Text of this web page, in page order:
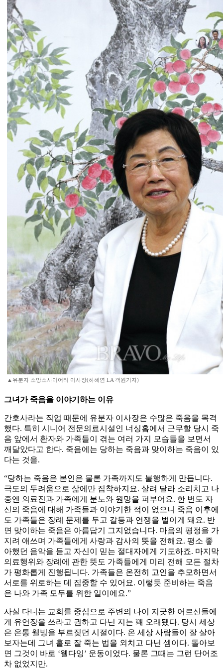
▲유분자 소망소사이어티 이사장(하혜연 LA 객원기자)
그녀가 죽음을 이야기하는 이유
간호사라는 직업 때문에 유분자 이사장은 수많은 죽음을 목격
했다. 특히 시니어 전문의료시설인 너싱홈에서 근무할 당시 죽
음 앞에서 환자와 가족들이 겪는 여러 가지 모습들을 보면서
깨달았다고 한다. 죽음에는 당하는 죽음과 맞이하는 죽음이 있
다는 것을.
“당하는 죽음은 본인은 물론 가족까지도 불행하게 만듭니다.
극도의 두려움으로 삶에만 집착하지요. 살려 달라 소리치고 나
중엔 의료진과 가족에게 분노와 원망을 퍼부어요. 한 번도 자
신의 죽음에 대해 가족들과 이야기한 적이 없으니 죽음 이후에
도 가족들은 장례 문제를 두고 갈등과 언쟁을 벌이게 돼요. 반
면 맞이하는 죽음은 아름답기 그지없습니다. 마음의 평정을 가
지려 애쓰며 가족들에게 사랑과 감사의 뜻을 전해요. 평소 좋
아했던 음악을 듣고 자신이 믿는 절대자에게 기도하죠. 마지막
의료행위와 장례에 관한 뜻도 가족들에게 미리 전해 모든 절차
가 평화롭게 진행됩니다. 가족들은 온전히 고인을 추모하면서
서로를 위로하는 데 집중할 수 있어요. 이렇듯 준비하는 죽음
은 나와 가족 모두를 위한 일이에요.”
사실 다니는 교회를 중심으로 주변의 나이 지긋한 어르신들에
게 유언장을 쓰라고 권하고 다닌 지는 꽤 오래됐다. 당시 세상
은 온통 웰빙을 부르짖던 시절이다. 온 세상 사람들이 잘 살아
보자는데 그녀 홀로 잘 죽는 법을 외치고 다닌 셈이다. 돌아보
면 그것이 바로 ‘웰다잉’ 운동이었다. 물론 그때는 그런 단어조
차 없었지만.